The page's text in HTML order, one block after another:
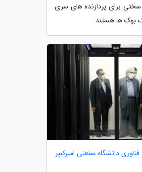
برای پردازنده های سری
دانشگاه صنعتی امیرکبیر